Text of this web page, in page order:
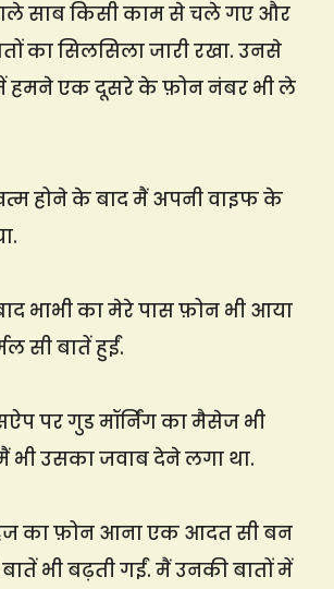
साब किसी काम से चले गए और
का सिलसिला जारी रखा. उनसे
में हमने एक दूसरे के फ़ोन नंबर भी ले
होने के बाद मैं अपनी वाइफ के
भाभी का मेरे पास फ़ोन भी आया
सी बातें हुईं.
पर गुड मॉर्निंग का मैसेज भी
भी उसका जवाब देने लगा था.
का फ़ोन आना एक आदत सी बन
भी बढ़ती गईं. मैं उनकी बातों में